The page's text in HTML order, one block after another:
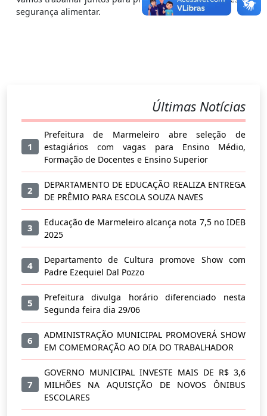
segurança alimentar.
Últimas Notícias
1
Prefeitura de Marmeleiro abre seleção de
estagiários com vagas para Ensino Médio,
Formação de Docentes e Ensino Superior
2
DEPARTAMENTO DE EDUCAÇÃO REALIZA ENTREGA
DE PRÊMIO PARA ESCOLA SOUZA NAVES
3
Educação de Marmeleiro alcança nota 7,5 no IDEB
2025
4
Departamento de Cultura promove Show com
Padre Ezequiel Dal Pozzo
5
Prefeitura divulga horário diferenciado nesta
Segunda feira dia 29/06
6
ADMINISTRAÇÃO MUNICIPAL PROMOVERÁ SHOW
EM COMEMORAÇÃO AO DIA DO TRABALHADOR
7
GOVERNO MUNICIPAL INVESTE MAIS DE R$ 3,6
MILHÕES NA AQUISIÇÃO DE NOVOS ÔNIBUS
ESCOLARES